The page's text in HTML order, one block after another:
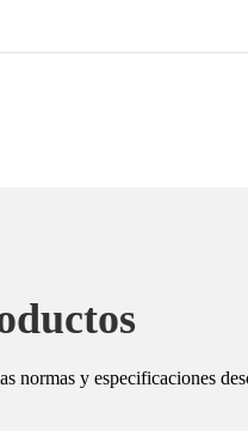
normas y especificaciones